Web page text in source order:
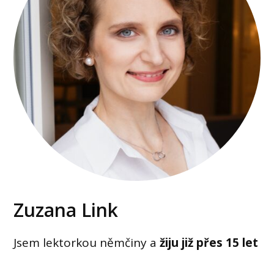
Zuzana Link
Jsem lektorkou němčiny ažiju již přes 15 let